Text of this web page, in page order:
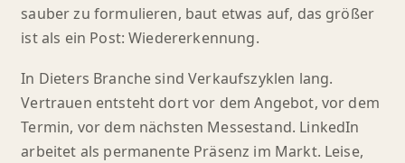
sauber zu formulieren, baut etwas auf, das größer
ist als ein Post: Wiedererkennung.
In Dieters Branche sind Verkaufszyklen lang.
Vertrauen entsteht dort vor dem Angebot, vor dem
Termin, vor dem nächsten Messestand. LinkedIn
arbeitet als permanente Präsenz im Markt. Leise,